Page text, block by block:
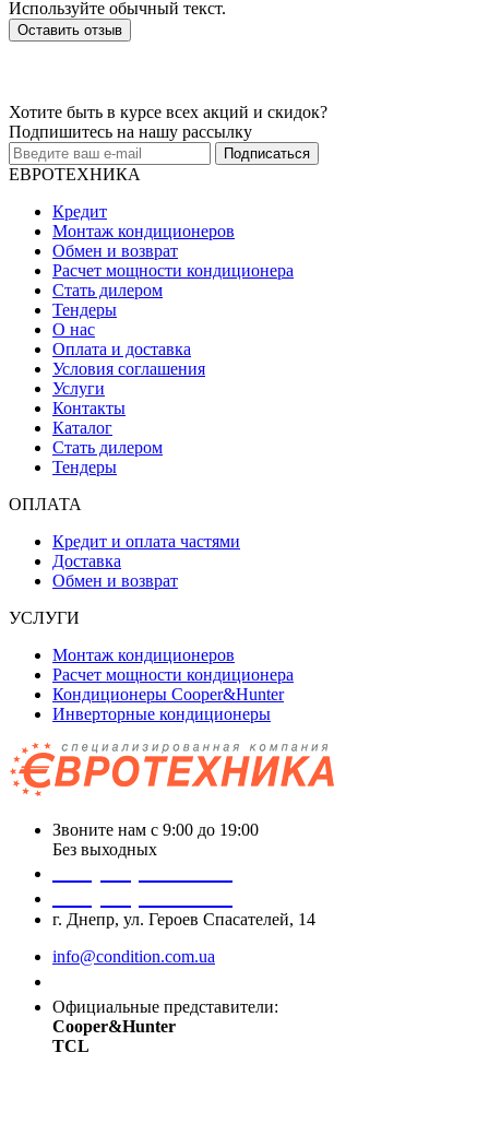
Используйте обычный текст.
Оставить отзыв
Хотите быть в курсе всех акций и скидок?
Подпишитесь на нашу рассылку
Подписаться
ЕВРОТЕХНИКА
Кредит
Монтаж кондиционеров
Обмен и возврат
Расчет мощности кондиционера
Стать дилером
Тендеры
О нас
Оплата и доставка
Условия соглашения
Услуги
Контакты
Каталог
Стать дилером
Тендеры
ОПЛАТА
Кредит и оплата частями
Доставка
Обмен и возврат
УСЛУГИ
Монтаж кондиционеров
Расчет мощности кондиционера
Кондиционеры Cooper&Hunter
Инверторные кондиционеры
Звоните нам с 9:00 до 19:00
Без выходных
г. Днепр, ул. Героев Спасателей, 14
info@condition.com.ua
Официальные представители:
Cooper&Hunter
TCL